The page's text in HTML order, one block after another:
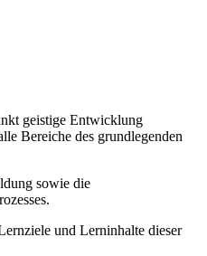
geistige Entwicklung
Bereiche des grundlegenden
sowie die
und Lerninhalte dieser